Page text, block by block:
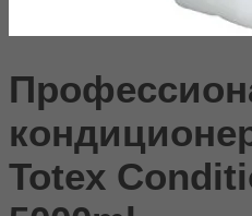
Totex